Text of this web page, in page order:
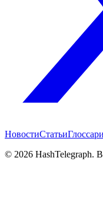
НовостиСтатьи
© 2026 HashTelegraph.